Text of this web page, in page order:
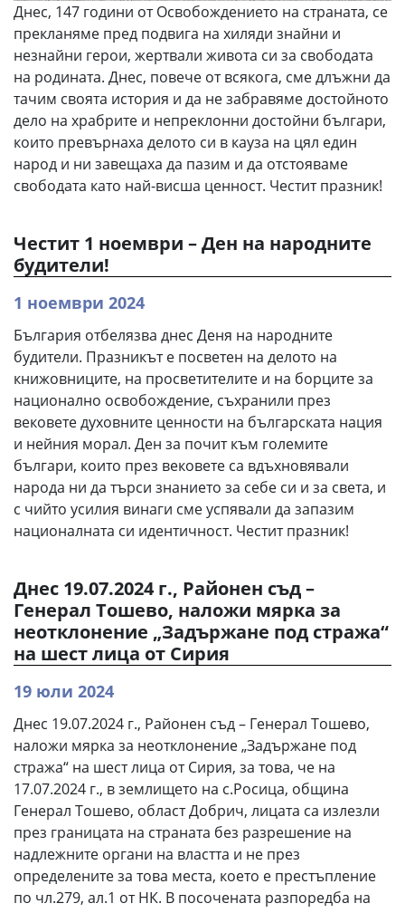
Днес, 147 години от Освобождението на страната, се
прекланяме пред подвига на хиляди знайни и
незнайни герои, жертвали живота си за свободата
на родината. Днес, повече от всякога, сме длъжни да
тачим своята история и да не забравяме достойното
дело на храбрите и непреклонни достойни българи,
които превърнаха делото си в кауза на цял един
народ и ни завещаха да пазим и да отстояваме
свободата като най-висша ценност. Честит празник!
Честит 1 ноември – Ден на народните
будители!
1 ноември 2024
България отбелязва днес Деня на народните
будители. Празникът е посветен на делото на
книжовниците, на просветителите и на борците за
национално освобождение, съхранили през
вековете духовните ценности на българската нация
и нейния морал. Ден за почит към големите
българи, които през вековете са вдъхновявали
народа ни да търси знанието за себе си и за света, и
с чийто усилия винаги сме успявали да запазим
националната си идентичност. Честит празник!
Днес 19.07.2024 г., Районен съд –
Генерал Тошево, наложи мярка за
неотклонение „Задържане под стража“
на шест лица от Сирия
19 юли 2024
Днес 19.07.2024 г., Районен съд – Генерал Тошево,
наложи мярка за неотклонение „Задържане под
стража“ на шест лица от Сирия, за това, че на
17.07.2024 г., в землището на с.Росица, община
Генерал Тошево, област Добрич, лицата са излезли
през границата на страната без разрешение на
надлежните органи на властта и не през
определените за това места, което е престъпление
по чл.279, ал.1 от НК. В посочената разпоредба на